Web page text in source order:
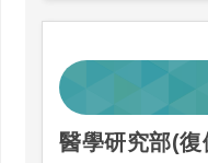
醫學研究部(